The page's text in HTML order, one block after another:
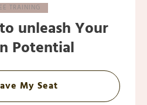
TRAINING
unleash Your
Potential
My Seat